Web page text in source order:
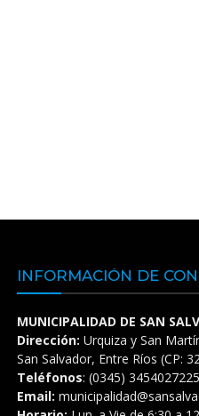
INFORMACIÓN DE
MUNICIPALIDAD DE SAN
Dirección: Urquiza y San
San Salvador, Entre Ríos (CP:
Teléfonos: (0345)
Email: